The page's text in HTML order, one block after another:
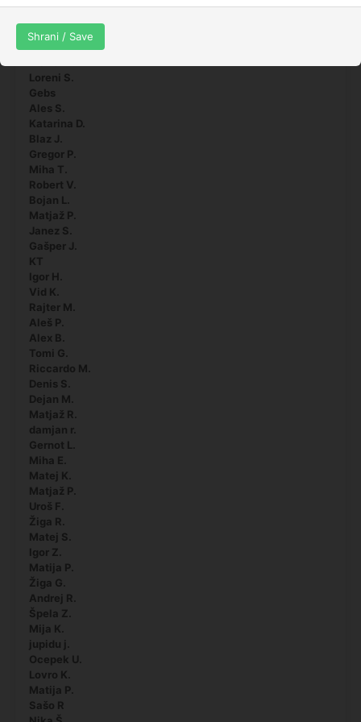
Shrani / Save
Edy C.
Niki B.
Loreni S.
Gebs
Ales S.
Katarina D.
Blaz J.
Gregor P.
Miha T.
Robert V.
Bojan L.
Matjaž P.
Janez S.
Gašper J.
KT
Igor H.
Vid K.
Rajter M.
Aleš P.
Alex B.
Tomi G.
Riccardo M.
Denis S.
Dejan M.
Matjaž R.
damjan r.
Gernot L.
Miha E.
Matej K.
Matjaž P.
Uroš F.
Žiga R.
Matej S.
Igor Z.
Matija P.
Žiga G.
Andrej R.
Špela Z.
Mija K.
jupidu j.
Ocepek U.
Lovro K.
Matija P.
Sašo R